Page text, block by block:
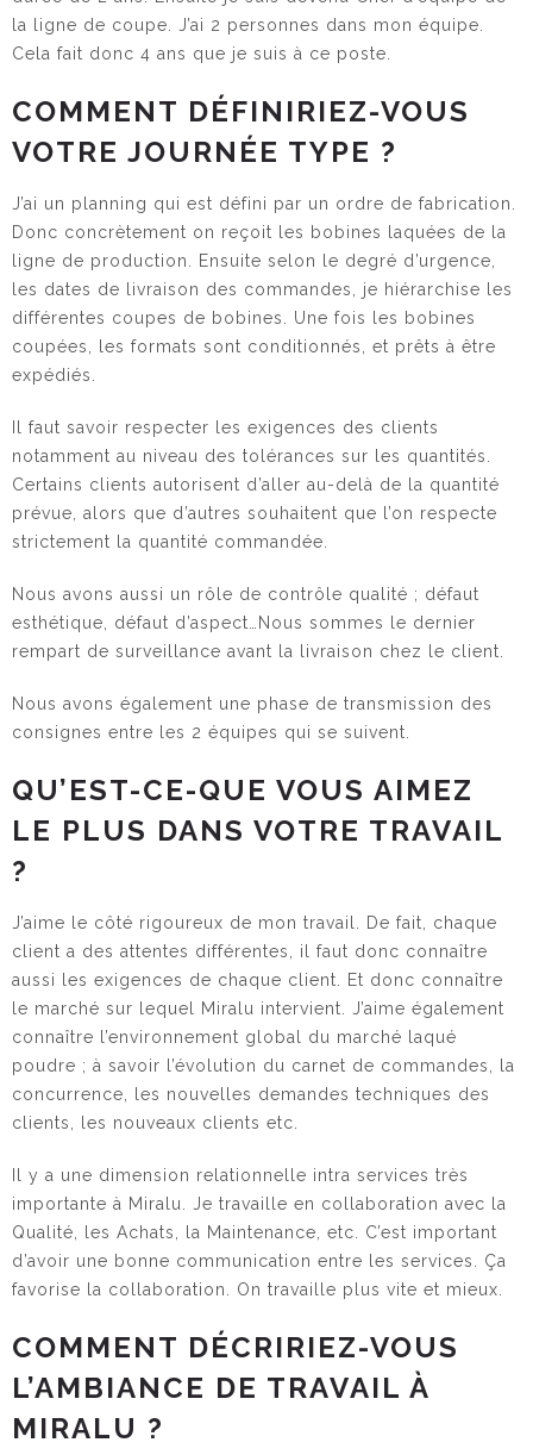
la ligne de coupe. J’ai 2 personnes dans mon équipe.
Cela fait donc 4 ans que je suis à ce poste.
COMMENT DÉFINIRIEZ-VOUS
VOTRE JOURNÉE TYPE ?
J’ai un planning qui est défini par un ordre de fabrication.
Donc concrètement on reçoit les bobines laquées de la
ligne de production. Ensuite selon le degré d’urgence,
les dates de livraison des commandes, je hiérarchise les
différentes coupes de bobines. Une fois les bobines
coupées, les formats sont conditionnés, et prêts à être
expédiés.
Il faut savoir respecter les exigences des clients
notamment au niveau des tolérances sur les quantités.
Certains clients autorisent d’aller au-delà de la quantité
prévue, alors que d’autres souhaitent que l’on respecte
strictement la quantité commandée.
Nous avons aussi un rôle de contrôle qualité ; défaut
esthétique, défaut d’aspect…Nous sommes le dernier
rempart de surveillance avant la livraison chez le client.
Nous avons également une phase de transmission des
consignes entre les 2 équipes qui se suivent.
QU’EST-CE-QUE VOUS AIMEZ
LE PLUS DANS VOTRE TRAVAIL
?
J’aime le côté rigoureux de mon travail. De fait, chaque
client a des attentes différentes, il faut donc connaître
aussi les exigences de chaque client. Et donc connaître
le marché sur lequel Miralu intervient. J’aime également
connaître l’environnement global du marché laqué
poudre ; à savoir l’évolution du carnet de commandes, la
concurrence, les nouvelles demandes techniques des
clients, les nouveaux clients etc.
Il y a une dimension relationnelle intra services très
importante à Miralu. Je travaille en collaboration avec la
Qualité, les Achats, la Maintenance, etc. C’est important
d’avoir une bonne communication entre les services. Ça
favorise la collaboration. On travaille plus vite et mieux.
COMMENT DÉCRIRIEZ-VOUS
L’AMBIANCE DE TRAVAIL À
MIRALU ?